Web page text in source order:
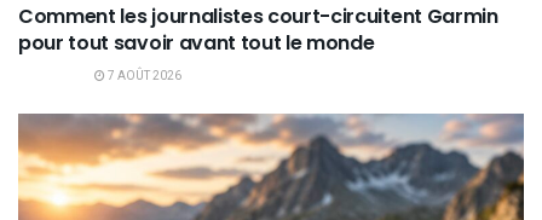
Comment les journalistes court-circuitent Garmin
pour tout savoir avant tout le monde
7 AOÛT 2026